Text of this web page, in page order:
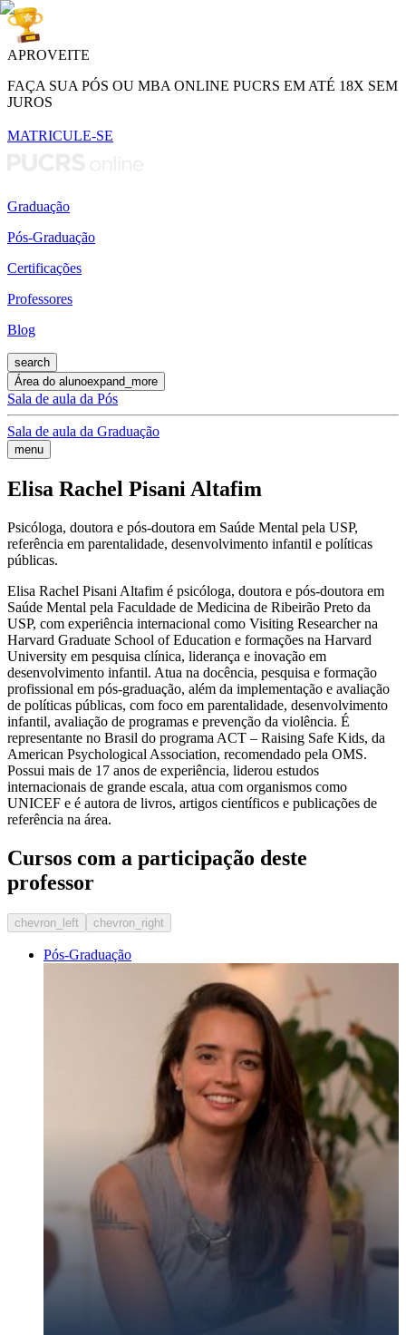
APROVEITE
FAÇA SUA PÓS OU MBA ONLINE PUCRS EM ATÉ 18X SEM
JUROS
MATRICULE-SE
Graduação
Pós-Graduação
Certificações
Professores
Blog
search
Área do alunoexpand_more
Sala de aula da Pós
Sala de aula da Graduação
menu
Elisa Rachel Pisani Altafim
Psicóloga, doutora e pós-doutora em Saúde Mental pela USP,
referência em parentalidade, desenvolvimento infantil e políticas
públicas.
Elisa Rachel Pisani Altafim é psicóloga, doutora e pós-doutora em
Saúde Mental pela Faculdade de Medicina de Ribeirão Preto da
USP, com experiência internacional como Visiting Researcher na
Harvard Graduate School of Education e formações na Harvard
University em pesquisa clínica, liderança e inovação em
desenvolvimento infantil. Atua na docência, pesquisa e formação
profissional em pós-graduação, além da implementação e avaliação
de políticas públicas, com foco em parentalidade, desenvolvimento
infantil, avaliação de programas e prevenção da violência. É
representante no Brasil do programa ACT – Raising Safe Kids, da
American Psychological Association, recomendado pela OMS.
Possui mais de 17 anos de experiência, liderou estudos
internacionais de grande escala, atua com organismos como
UNICEF e é autora de livros, artigos científicos e publicações de
referência na área.
Cursos com a participação deste
professor
chevron_left chevron_right
Pós-Graduação